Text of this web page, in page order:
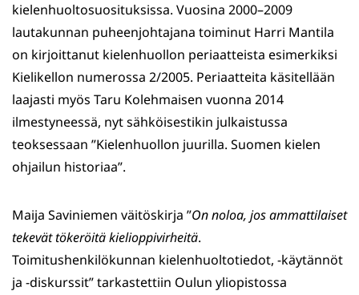
kielenhuoltosuosituksissa. Vuosina 2000–2009
lautakunnan puheenjohtajana toiminut Harri Mantila
on kirjoittanut kielenhuollon periaatteista esimerkiksi
Kielikellon numerossa 2/2005. Periaatteita käsitellään
laajasti myös Taru Kolehmaisen vuonna 2014
ilmestyneessä, nyt sähköisestikin julkaistussa
teoksessaan ”Kielenhuollon juurilla. Suomen kielen
ohjailun historiaa”.
Maija Saviniemen väitöskirja ”On noloa, jos ammattilaiset
tekevät tökeröitä kielioppivirheitä.
Toimitushenkilökunnan kielenhuoltotiedot, -käytännöt
ja -diskurssit” tarkastettiin Oulun yliopistossa